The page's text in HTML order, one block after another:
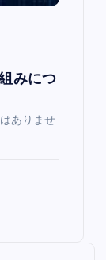
みにつ
ありませ